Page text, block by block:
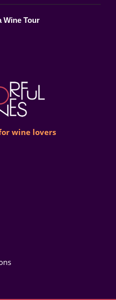
Wine Tour
wine lovers